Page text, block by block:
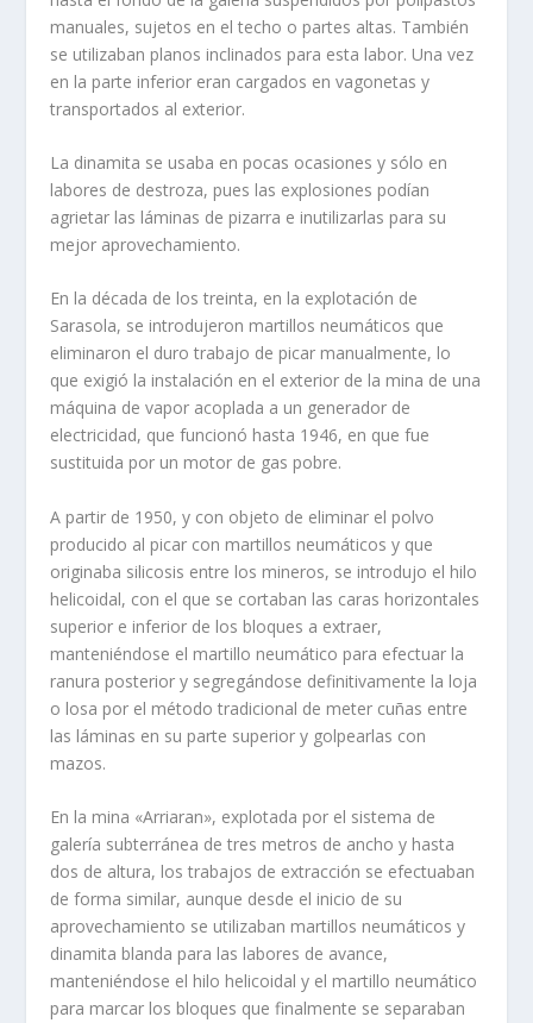
manuales, sujetos en el techo o partes altas. También
se utilizaban planos inclinados para esta labor. Una vez
en la parte inferior eran cargados en vagonetas y
transportados al exterior.
La dinamita se usaba en pocas ocasiones y sólo en
labores de destroza, pues las explosiones podían
agrietar las láminas de pizarra e inutilizarlas para su
mejor aprovechamiento.
En la década de los treinta, en la explotación de
Sarasola, se introduje­ron martillos neumáticos que
eliminaron el duro trabajo de picar manual­mente, lo
que exigió la instalación en el exterior de la mina de una
má­quina de vapor acoplada a un generador de
electricidad, que funcionó hasta 1946, en que fue
sustituida por un motor de gas pobre.
A partir de 1950, y con objeto de eliminar el polvo
producido al picar con martillos neumáticos y que
originaba silicosis entre los mineros, se introdujo el hilo
helicoidal, con el que se cortaban las caras horizontales
superior e inferior de los bloques a extraer,
manteniéndose el martillo neu­mático para efectuar la
ranura posterior y segregándose definitivamente la loja
o losa por el método tradicional de meter cuñas entre
las láminas en su parte superior y golpearlas con
mazos.
En la mina «Arriaran», explotada por el sistema de
galería subterránea de tres metros de ancho y hasta
dos de altura, los trabajos de extracción se efectuaban
de forma similar, aunque desde el inicio de su
aprovecha­miento se utilizaban martillos neumáticos y
dinamita blanda para las labo­res de avance,
manteniéndose el hilo helicoidal y el martillo neumático
para marcar los bloques que finalmente se separaban